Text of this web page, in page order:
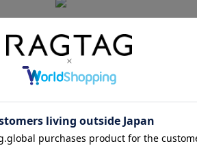
Ralph Lauren